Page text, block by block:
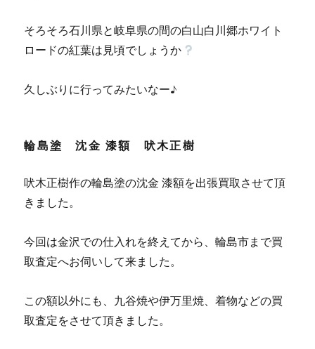
そろそろ石川県と岐阜県の間の白山白川郷ホワイト
ロードの紅葉は見頃でしょうか
久しぶりに行ってみたいなー♪
輪島塗 沈金 漆額 吠木正樹
吠木正樹作の輪島塗の沈金 漆額を出張買取させて頂
きました。
今回は金沢での仕入れを終えてから、輪島市まで買
取査定へお伺いして来ました。
この額以外にも、九谷焼や伊万里焼、着物などの買
取査定をさせて頂きました。